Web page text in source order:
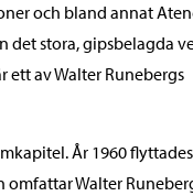
och bland annat
det stora, gipsbelagda
ett av Walter Runebergs
År 1960
Walter